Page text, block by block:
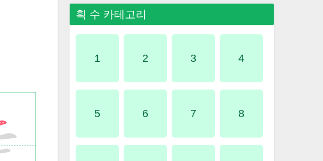
획 수 카테고리
1 2 3 4
5 6 7 8